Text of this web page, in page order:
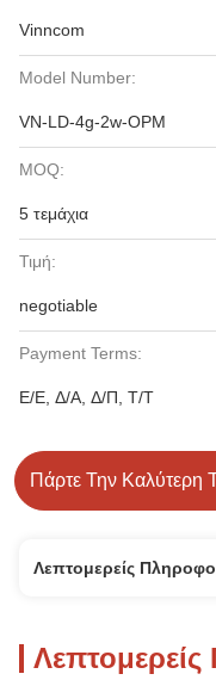
Vinncom
Model Number:
VN-LD-4g-2w-OPM
MOQ:
5 τεμάχια
Τιμή:
negotiable
Payment Terms:
Ε/Ε, Δ/Α, Δ/Π, Τ/Τ
Πάρτε Την Καλύτερη
Λεπτομερείς